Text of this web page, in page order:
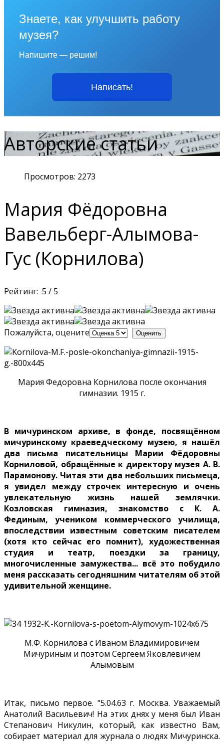
Знаете, как улучшить работу
музея?
Напишите — решим!
Написать!
Авторские статьи
Просмотров: 2273
Мария Фёдоровна
Вавельберг-Алымова-
Гус (Корнилова)
Рейтинг: 5 /5
Пожалуйста, оцените
Мария Федоровна Корнилова после окончания
гимназии. 1915 г.
В мичуринском архиве, в фонде, посвящённом
мичуринскому краеведческому музею, я нашёл
два письма писательницы Марии Фёдоровны
Корниловой, обращённые к директору музея А. В.
Парамонову. Читая эти два небольших письмеца,
я увидел между строчек интересную и очень
увлекательную жизнь нашей землячки.
Козловская гимназия, знакомство с К. А.
Фединым, учеником коммерческого училища,
впоследствии известным советским писателем
(хотя кто сейчас его помнит), художественная
студия и театр, поездки за границу,
многочисленные замужества... всё это побудило
меня рассказать сегодняшним читателям об этой
удивительной женщине.
М.Ф. Корнилова с Иваном Владимировичем
Мичуриным и поэтом Сергеем Яковлевичем
Алымовым
Итак, письмо первое. "5.04.63 г. Москва. Уважаемый
Анатолий Васильевич! На этих днях у меня был Иван
Степанович Никулин, который, как известно Вам,
собирает материал для журнала о людях Мичуринска.